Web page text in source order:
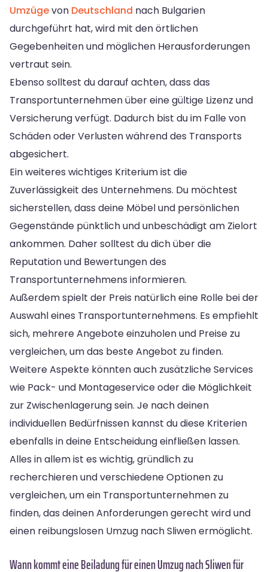
Umzügevon Deutschland nach Bulgarien
durchgeführt hat, wird mit den örtlichen
Gegebenheiten und möglichen Herausforderungen
vertraut sein.
Ebenso solltest du darauf achten, dass das
Transportunternehmen über eine gültige Lizenz und
Versicherung verfügt. Dadurch bist du im Falle von
Schäden oder Verlusten während des Transports
abgesichert.
Ein weiteres wichtiges Kriterium ist die
Zuverlässigkeit des Unternehmens. Du möchtest
sicherstellen, dass deine Möbel und persönlichen
Gegenstände pünktlich und unbeschädigt am Zielort
ankommen. Daher solltest du dich über die
Reputation und Bewertungen des
Transportunternehmens informieren.
Außerdem spielt der Preis natürlich eine Rolle bei der
Auswahl eines Transportunternehmens. Es empfiehlt
sich, mehrere Angebote einzuholen und Preise zu
vergleichen, um das beste Angebot zu finden.
Weitere Aspekte könnten auch zusätzliche Services
wie Pack- und Montageservice oder die Möglichkeit
zur Zwischenlagerung sein. Je nach deinen
individuellen Bedürfnissen kannst du diese Kriterien
ebenfalls in deine Entscheidung einfließen lassen.
Alles in allem ist es wichtig, gründlich zu
recherchieren und verschiedene Optionen zu
vergleichen, um ein Transportunternehmen zu
finden, das deinen Anforderungen gerecht wird und
einen reibungslosen Umzug nach Sliwen ermöglicht.
Wann kommt eine Beiladung für einen Umzug nach Sliwen für